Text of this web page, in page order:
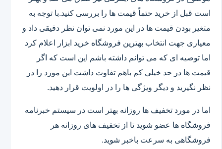
است قبل از خرید حتماً قیمت ها را بررسی کنید.با توجه به
متغیر بودن قیمت ها در این مورد نمی توان نظر دقیقی داد و
معیاری جهت انتخاب بهترین فروشگاه خرید ابزار اعلام کرد
اما توصیه ای که می توانم داشته باشم این است که اگر
قیمت ها در حد خیلی کم باهم تفاوت داشت این مورد را در
نظر نگیرید و دیگر ویژگی ها را در اولویت قرار دهید.
اما در مورد تخفیف ها روزانه بهتر است در سیستم خبرنامه
فروشگاه ها عضو شوید تا از تخفیف های روزانه هر
فروشگاهی به سرعت باخبر شوید.